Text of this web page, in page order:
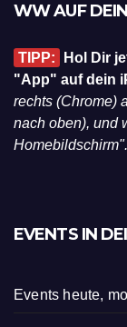
WW AUF
TIPP:
Hol Dir
"App" auf dein
rechts (Chrome)
nach oben), und
Homebildschirm".
EVENTS IN
Events heute,